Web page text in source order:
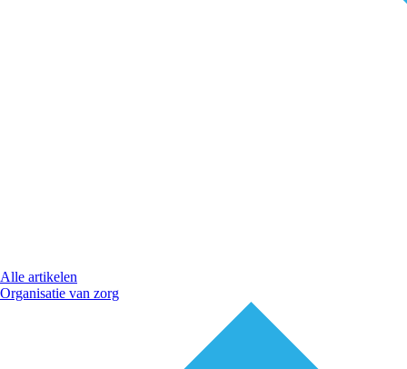
Alle artikelen
Organisatie van zorg